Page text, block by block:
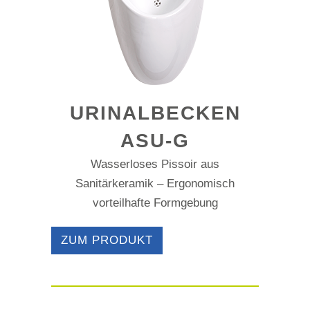
URINALBECKEN
ASU-G
Wasserloses Pissoir aus
Sanitärkeramik – Ergonomisch
vorteilhafte Formgebung
ZUM PRODUKT